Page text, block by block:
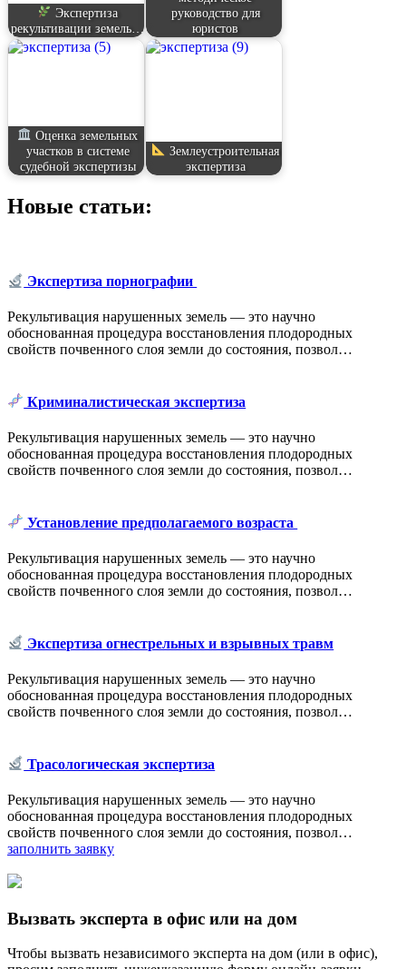
Экспертиза
рекультивации земель…
руководство для
юристов
Оценка земельных
участков в системе
судебной экспертизы
Землеустроительная
экспертиза
Новые статьи:
Экспертиза порнографии
Рекультивация нарушенных земель ― это научно
обоснованная процедура восстановления плодородных
свойств почвенного слоя земли до состояния, позвол…
Криминалистическая экспертиза
Рекультивация нарушенных земель ― это научно
обоснованная процедура восстановления плодородных
свойств почвенного слоя земли до состояния, позвол…
Установление предполагаемого возраста
Рекультивация нарушенных земель ― это научно
обоснованная процедура восстановления плодородных
свойств почвенного слоя земли до состояния, позвол…
Экспертиза огнестрельных и взрывных травм
Рекультивация нарушенных земель ― это научно
обоснованная процедура восстановления плодородных
свойств почвенного слоя земли до состояния, позвол…
Трасологическая экспертиза
Рекультивация нарушенных земель ― это научно
обоснованная процедура восстановления плодородных
свойств почвенного слоя земли до состояния, позвол…
заполнить заявку
Вызвать эксперта в офис или на дом
Чтобы вызвать независимого эксперта на дом (или в офис),